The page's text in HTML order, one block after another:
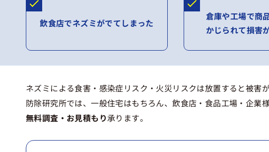
飲食店でネズミがでてしまった
倉庫や工場で商
かじられて損害
ネズミによる食害・感染症リスク・火災リスクは放置すると被害が
防除研究所では、一般住宅はもちろん、飲食店・食品工場・企業
無料調査・お見積もり承ります。